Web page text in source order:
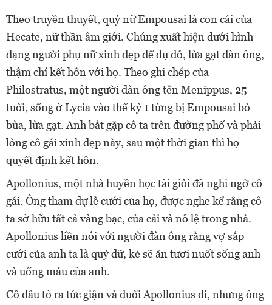
Theo truyền thuyết, quỷ nữ Empousai là con cái của
Hecate, nữ thần âm giới. Chúng xuất hiện dưới hình
dạng người phụ nữ xinh đẹp để dụ dỗ, lừa gạt đàn ông,
thậm chí kết hôn với họ. Theo ghi chép của
Philostratus, một người đàn ông tên Menippus, 25
tuổi, sống ở Lycia vào thế kỷ 1 từng bị Empousai bỏ
bùa, lừa gạt. Anh bắt gặp cô ta trên đường phố và phải
lòng cô gái xinh đẹp này, sau một thời gian thì họ
quyết định kết hôn.
Apollonius, một nhà huyền học tài giỏi đã nghi ngờ cô
gái. Ông tham dự lễ cưới của họ, được nghe kể rằng cô
ta sở hữu tất cả vàng bạc, của cải và nô lệ trong nhà.
Apollonius liền nói với người đàn ông rằng vợ sắp
cưới của anh ta là quỷ dữ, kẻ sẽ ăn tươi nuốt sống anh
và uống máu của anh.
Cô dâu tỏ ra tức giận và đuổi Apollonius đi, nhưng ông